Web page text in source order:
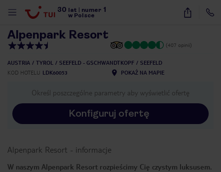
30 lat numer 1
w Polsce
62
Alpenpark Resort
(407 opinii)
AUSTRIA TYROL SEEFELD - GSCHWANDTKOPF
SEEFELD
KOD HOTELU LDK60053 POKAŻ NA MAPIE
Określ poszczególne parametry aby wyświetlić ofertę
Konfiguruj ofertę
Alpenpark Resort - informacje
W naszym Alpenpark Resort rozpieścimy Cię czystym luksusem.